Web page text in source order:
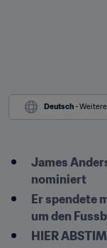
Deutsch -
James
nominiert
Er spendete
um den
HIER